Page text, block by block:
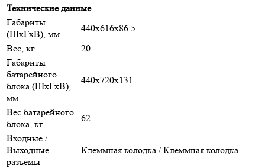
Технические данные
Габариты
(ШхГхВ), мм
440х616х86.5
Вес, кг
20
Габариты
батарейного
блока (ШхГхВ),
мм
440х720х131
Вес батарейного
блока, кг
62
Входные /
Выходные
разъемы
Клеммная колодка / Клеммная колодка